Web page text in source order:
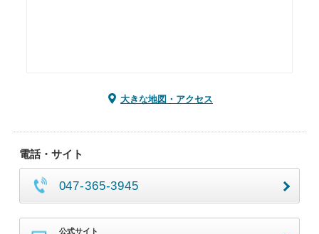
大きな地図・アクセス
電話・サイト
047-365-3945
公式サイト